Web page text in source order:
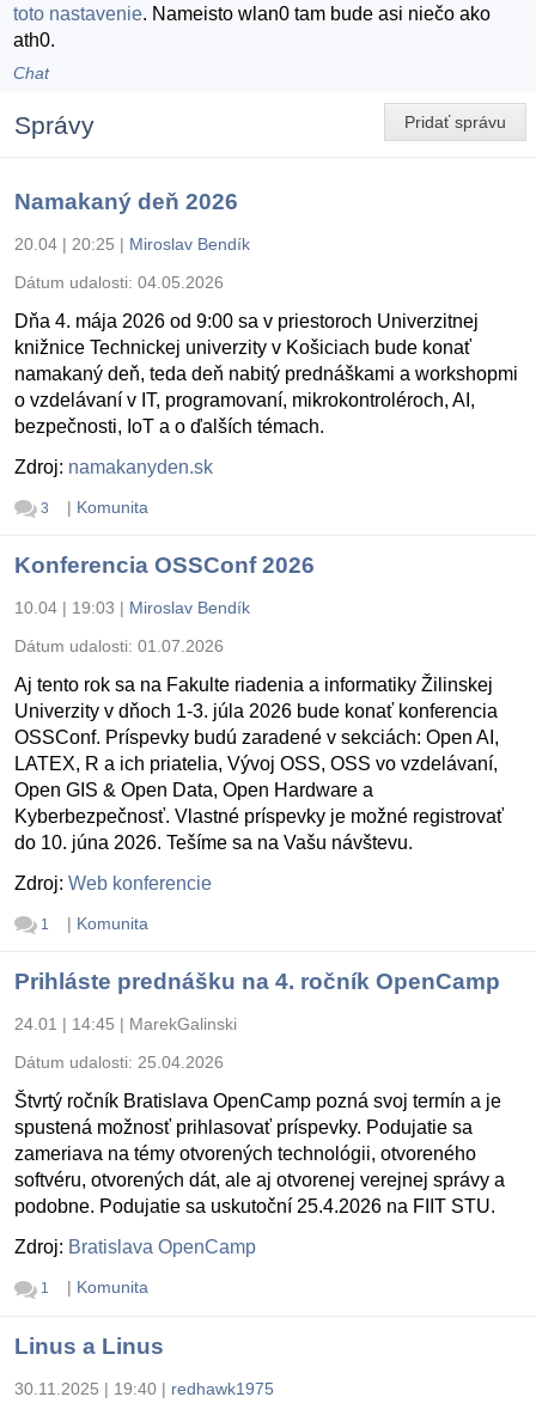
toto nastavenie. Nameisto wlan0 tam bude asi niečo ako
ath0.
Chat
Pridať správu
Správy
Namakaný deň 2026
20.04 | 20:25 | Miroslav Bendík
Dátum udalosti: 04.05.2026
Dňa 4. mája 2026 od 9:00 sa v priestoroch Univerzitnej
knižnice Technickej univerzity v Košiciach bude konať
namakaný deň, teda deň nabitý prednáškami a workshopmi
o vzdelávaní v IT, programovaní, mikrokontroléroch, AI,
bezpečnosti, IoT a o ďalších témach.
Zdroj: namakanyden.sk
3 | Komunita
Konferencia OSSConf 2026
10.04 | 19:03 | Miroslav Bendík
Dátum udalosti: 01.07.2026
Aj tento rok sa na Fakulte riadenia a informatiky Žilinskej
Univerzity v dňoch 1-3. júla 2026 bude konať konferencia
OSSConf. Príspevky budú zaradené v sekciách: Open AI,
LATEX, R a ich priatelia, Vývoj OSS, OSS vo vzdelávaní,
Open GIS & Open Data, Open Hardware a
Kyberbezpečnosť. Vlastné príspevky je možné registrovať
do 10. júna 2026. Tešíme sa na Vašu návštevu.
Zdroj: Web konferencie
1 | Komunita
Prihláste prednášku na 4. ročník OpenCamp
24.01 | 14:45 | MarekGalinski
Dátum udalosti: 25.04.2026
Štvrtý ročník Bratislava OpenCamp pozná svoj termín a je
spustená možnosť prihlasovať príspevky. Podujatie sa
zameriava na témy otvorených technológii, otvoreného
softvéru, otvorených dát, ale aj otvorenej verejnej správy a
podobne. Podujatie sa uskutoční 25.4.2026 na FIIT STU.
Zdroj: Bratislava OpenCamp
1 | Komunita
Linus a Linus
30.11.2025 | 19:40 | redhawk1975